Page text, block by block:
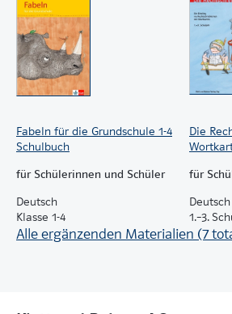
Fabeln für die Grundschule 1-4
Schulbuch
für Schülerinnen und Schüler
Deutsch
Klasse 1-4
Die
für
Deutsch
1.–3.
Alle ergänzenden Materialien (7